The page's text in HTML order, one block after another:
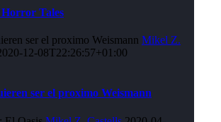
Tales
ser el proximo Weismann Mikel Z.
12-08T22:26:57+01:00
ser el proximo Weismann